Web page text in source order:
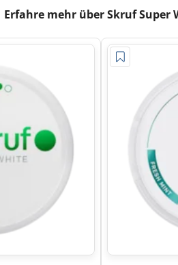
Erfahre mehr über Skruf Super